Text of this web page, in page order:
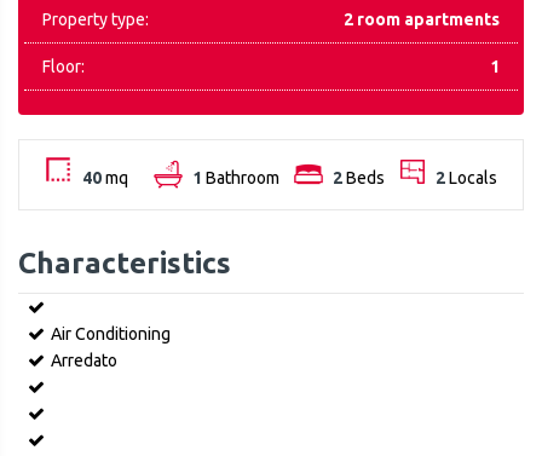
Property type: 2 room apartments
Floor: 1
40mq 1 Bathroom 2Beds 2Locals
Characteristics
Air Conditioning
Arredato